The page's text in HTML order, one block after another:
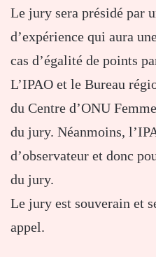
Le jury sera présidé par
d’expérience qui aura
cas d’égalité de points
L’IPAO et le Bureau
du Centre d’ONU
du jury. Néanmoins,
d’observateur et donc
du jury.
Le jury est souverain et
appel.